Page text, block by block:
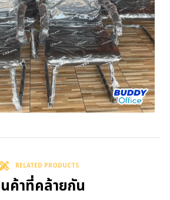
RELATED PRODUCTS
ค้าที่คล้ายกัน